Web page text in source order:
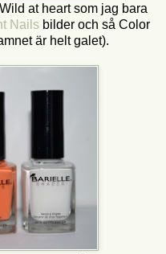
at heart som jag bara
Nails bilder och så Color
är helt galet).